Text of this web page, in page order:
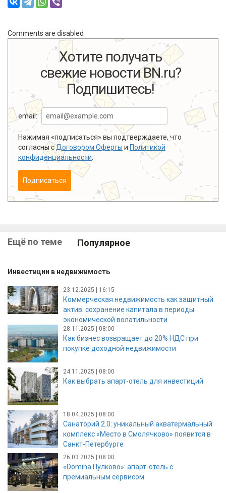
Comments are disabled
Хотите получать
свежие новости BN.ru?
Подпишитесь!
email:
Нажимая «подписаться» вы подтверждаете, что
согласны сДоговором Оферты и Политикой
конфиденциальности
Подписаться
Ещё по теме Популярное
Инвестиции в недвижимость
23.12.2025 | 16:15
Коммерческая недвижимость как защитный
актив: сохранение капитала в периоды
экономической волатильности
28.11.2025 | 08:00
Как бизнес возвращает до 20% НДС при
покупке доходной недвижимости
24.11.2025 | 08:00
Как выбрать апарт-отель для инвестиций
18.04.2025 | 08:00
Санаторий 2.0: уникальный акватермальный
комплекс «Место в Смолячково» появится в
Санкт-Петербурге
26.03.2025 | 08:00
«Domina Пулково»: апарт-отель с
премиальным сервисом